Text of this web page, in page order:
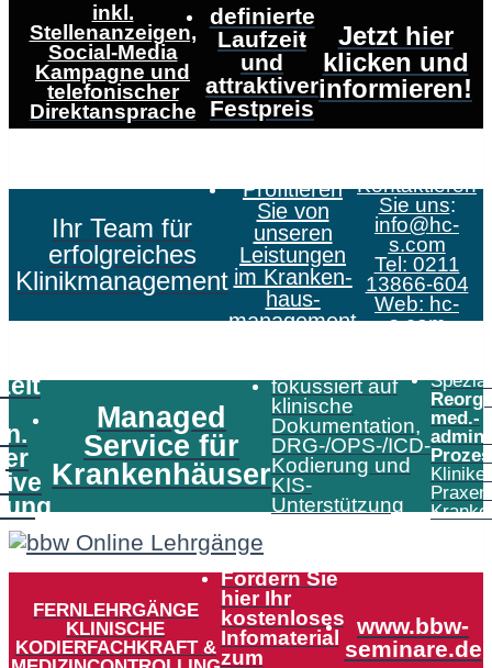
inkl.
Stellenanzeigen,
Social-Media
Kampagne und
telefonischer
Direktansprache
definierte
Laufzeit
und
attraktiver
Festpreis
Jetzt hier
klicken und
informieren!
Ihr Team für
erfolgreiches
Klinikmanagement
Profitieren
Sie von
unseren
Leistungen
im Kranken­
haus­
management
Kontaktieren
Sie uns:
info@hc-
s.com
Tel: 0211
13866-604
Web: hc-
s.com
Managed
Service für
Krankenhäuser
fokussiert auf
klinische
Dokumentation,
DRG-/OPS-/ICD-
Kodierung und
KIS-
Unterstützung
med.-
FERNLEHRGÄNGE
KLINISCHE
KODIERFACHKRAFT &
Fordern Sie
hier Ihr
kostenloses
Infomaterial
zum
www.bbw-
seminare.de